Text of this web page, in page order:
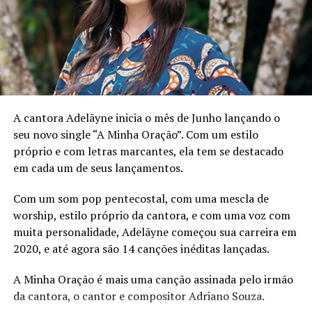
TÓPICOS RELACIONADOS
A SEGUIR
Grupo Vou Pro Sereno sacode o Casarão do Firmino
nesta sexta (12)
NÃO PERCA
LALA reforça parceria com Warner Chappell: novidades
com Alma Music à vista
A cantora Adelãyne inicia o mês de Junho lançando o
seu novo single “A Minha Oração”. Com um estilo
próprio e com letras marcantes, ela tem se destacado
em cada um de seus lançamentos.
Com um som pop pentecostal, com uma mescla de
worship, estilo próprio da cantora, e com uma voz com
muita personalidade, Adelãyne começou sua carreira em
2020, e até agora são 14 canções inéditas lançadas.
A Minha Oração é mais uma canção assinada pelo irmão
da cantora, o cantor e compositor Adriano Souza.